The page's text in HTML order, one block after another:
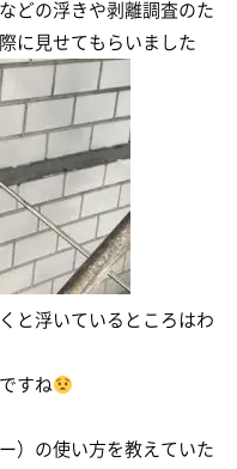
どの浮きや剥離調査のた
に見せてもらいました
と浮いているところはわ
すね
）の使い方を教えていた